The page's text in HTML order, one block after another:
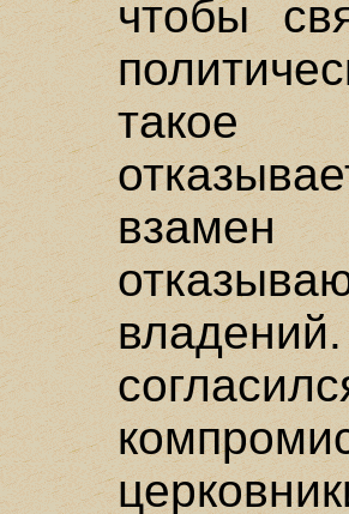
чтобы
такое
взамен